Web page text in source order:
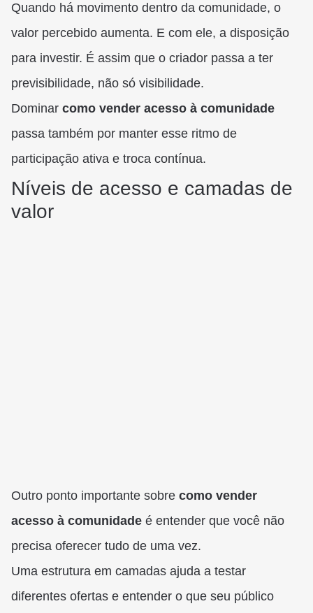
Quando há movimento dentro da comunidade, o
valor percebido aumenta. E com ele, a disposição
para investir. É assim que o criador passa a ter
previsibilidade, não só visibilidade.
Dominar como vender acesso à comunidade
passa também por manter esse ritmo de
participação ativa e troca contínua.
Níveis de acesso e camadas de
valor
Outro ponto importante sobre como vender
acesso à comunidade é entender que você não
precisa oferecer tudo de uma vez.
Uma estrutura em camadas ajuda a testar
diferentes ofertas e entender o que seu público